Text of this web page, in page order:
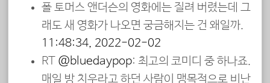
폴 토머스 앤더슨의 영화에는 질려 버렸는데 그
래도 새 영화가 나오면 궁금해지는 건 왜일까.
11:48:34, 2022-02-02
RT @bluedaypop: 최고의 코미디 중 하나죠.
매일 방 치우라고 하던 사람이 맹목적으로 비난